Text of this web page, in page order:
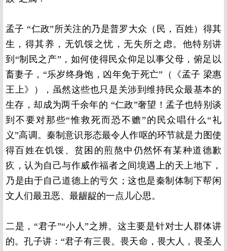
孟子 “仁政”所关注的乃是普罗大众（民，百姓）得其
生，得其养，无饥馁之忧，无失所之虑。他特别讲
到“制民之产”，如何使得民众仰足以事父母，俯足以
畜妻子，“乐岁终身饱，凶年免于死亡”（《孟子 梁惠
王上》），虽然这些也只是关涉到维持民众最基本的
生存，却成为两千余年的 “仁政”奢望！孟子也特别谈
到不要对那些“惟救死而恐不赡”的民众唱什么“礼
义”高调。秦制意识形态最令人作呕的环节就是力图使
得百姓在饥馁、贫困的煎熬中仍然怀有某种道德歉
疚，认为自己与作威作福者之间境遇上的天上地下，
乃是由于自己道德上的亏欠；这也是秦制体制下帮闲
文人们最丑恶、最龌龊的一点儿心思。
二是，“君子”“小人”之辨。这主要是针对士人群体讲
的。孔子讲：“君子有三畏。畏天命，畏大人，畏圣人